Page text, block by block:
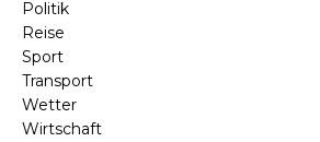
Politik
Reise
Sport
Transport
Wetter
Wirtschaft